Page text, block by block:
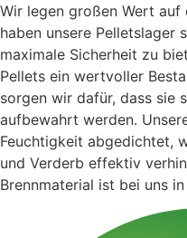
Wir legen großen Wert auf
haben unsere Pelletslager
maximale Sicherheit zu
Pellets ein wertvoller
sorgen wir dafür, dass sie
aufbewahrt werden.
Feuchtigkeit abgedichtet,
und Verderb effektiv
Brennmaterial ist bei uns